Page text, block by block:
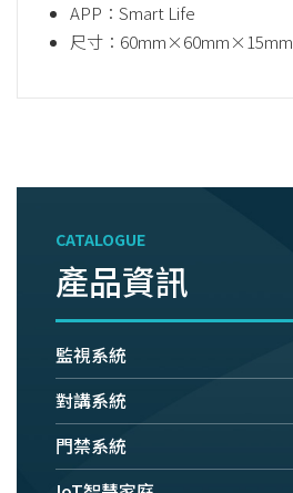
APP：Smart Life
尺寸：60mm×60mm×15mm
CATALOGUE
產品資訊
監視系統
對講系統
門禁系統